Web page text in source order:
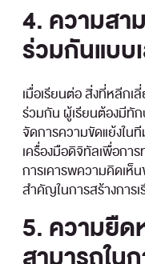
4. ความสา
ร่วมกันแบบ
เมื่อเรียนต่อ สิ่งที่หลีกเ
ร่วมกัน ผู้เรียนต้องมีทัก
จัดการความขัดแย้งใน
เครื่องมือดิจิทัลเพื่อกา
การเคารพความคิดเห็
สำคัญในการสร้างกา
5. ความยืด